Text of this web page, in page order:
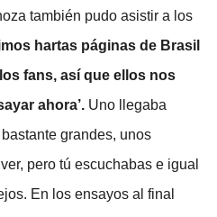
también pudo asistir a los
hartas páginas de Brasil
fans, así que ellos nos
ahora’. Uno llegaba
grandes, unos
pero tú escuchabas e igual
En los ensayos al final